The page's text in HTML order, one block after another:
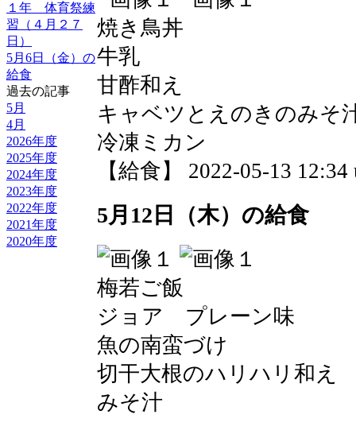
１年 体育祭練
習（４月２７
日）
5月6日（金）の
給食
過去の記事
5月
4月
2026年度
2025年度
2024年度
2023年度
2022年度
2021年度
2020年度
焼き鳥丼
牛乳
甘酢和え
キャベツとえのきのみそ
冷凍ミカン
【給食】 2022-05-13 12:34
5月12日（木）の給食
梅若ご飯
ジョア プレーン味
魚の南蛮づけ
切干大根のハリハリ和え
みそ汁